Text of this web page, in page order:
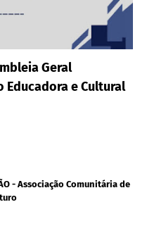
Geral
Educadora e Cultural
- Associação Comunitária de